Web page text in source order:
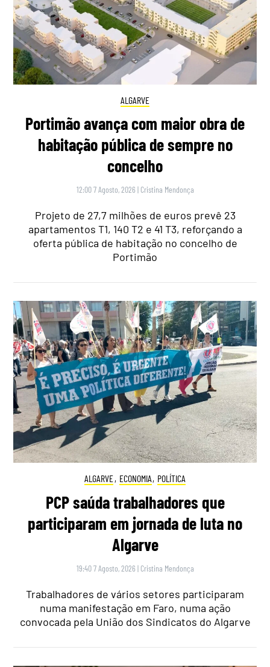
ALGARVE
Portimão avança com maior obra de
habitação pública de sempre no
concelho
12:00 7 Agosto, 2026 | Cristina Mendonça
Projeto de 27,7 milhões de euros prevê 23
apartamentos T1, 140 T2 e 41 T3, reforçando a
oferta pública de habitação no concelho de
Portimão
ALGARVE, ECONOMIA, POLÍTICA
PCP saúda trabalhadores que
participaram em jornada de luta no
Algarve
19:40 7 Agosto, 2026 | Cristina Mendonça
Trabalhadores de vários setores participaram
numa manifestação em Faro, numa ação
convocada pela União dos Sindicatos do Algarve